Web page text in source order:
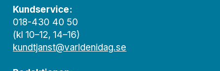
Kundservice:
018-430 40 50
(kl 10–12, 14–16)
kundtjanst@varldenidag.se